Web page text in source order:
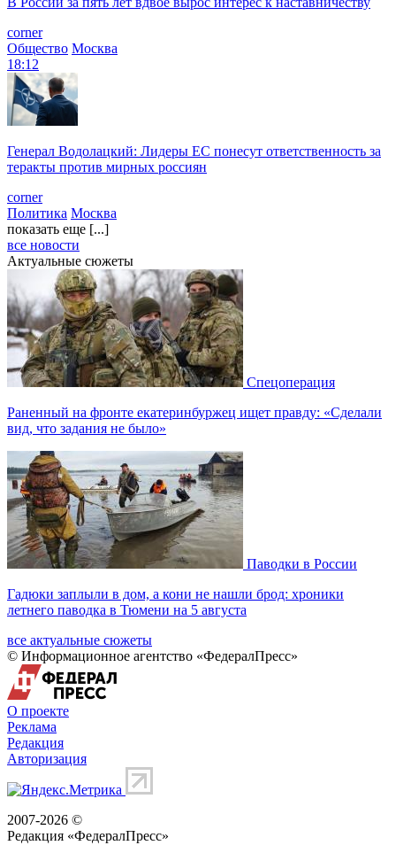
corner
Общество Москва
18:12
Генерал Водолацкий: Лидеры ЕС понесут ответственность за
теракты против мирных россиян
corner
Политика Москва
показать еще [...]
все новости
Актуальные сюжеты
Спецоперация
Раненный на фронте екатеринбуржец ищет правду: «Сделали
вид, что задания не было»
Паводки в России
Гадюки заплыли в дом, а кони не нашли брод: хроники
летнего паводка в Тюмени на 5 августа
все актуальные сюжеты
© Информационное агентство «ФедералПресс»
О проекте
Реклама
Редакция
Авторизация
2007-2026 ©
Редакция «ФедералПресс»